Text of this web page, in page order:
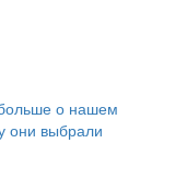
о нашем
они выбрали